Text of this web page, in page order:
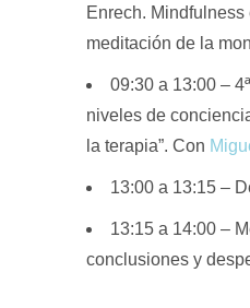
Enrech. Mindfulness
meditación de la
09:30 a 13:00 –
niveles de
la terapia”. Con
13:00 a 13:15 –
13:15 a 14:00 –
conclusiones y